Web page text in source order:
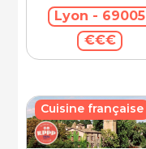
Lyon - 69005
€€€
Cuisine française